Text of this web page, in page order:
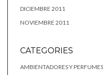
DICIEMBRE 2011
NOVIEMBRE 2011
CATEGORIES
AMBIENTADORES Y PERFUMES